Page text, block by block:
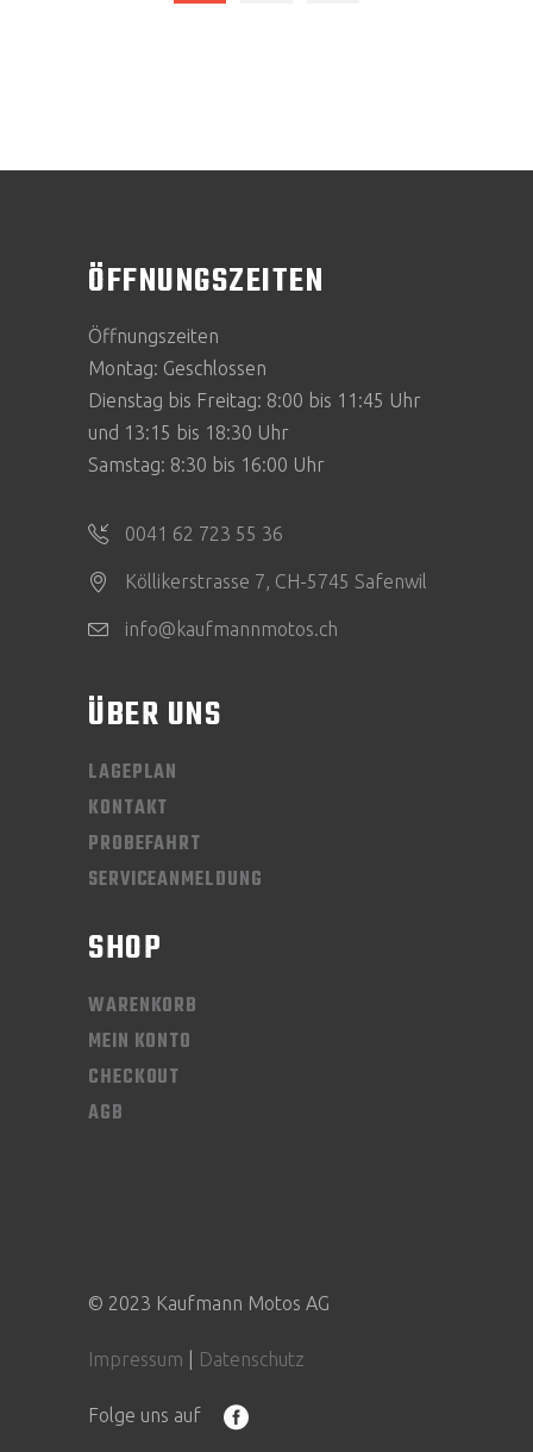
ÖFFNUNGSZEITEN
Öffnungszeiten
Montag: Geschlossen
Dienstag bis Freitag: 8:00 bis 11:45 Uhr
und 13:15 bis 18:30 Uhr
Samstag: 8:30 bis 16:00 Uhr
0041 62 723 55 36
Köllikerstrasse 7, CH-5745 Safenwil
info@kaufmannmotos.ch
ÜBER UNS
LAGEPLAN
KONTAKT
PROBEFAHRT
SERVICEANMELDUNG
SHOP
WARENKORB
MEIN KONTO
CHECKOUT
AGB
© 2023 Kaufmann Motos AG
Impressum Datenschutz
Folge uns auf